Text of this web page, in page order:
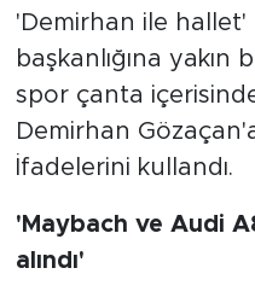
'Demirhan ile hallet'
başkanlığına
spor çanta
Demirhan
İfadelerini kullandı.
'Maybach ve Audi
alındı'